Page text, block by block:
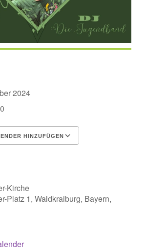
Mitarbeiterplan
Kontakt
2024
HINZUFÜGEN
Kirche
Platz 1, Waldkraiburg, Bayern,